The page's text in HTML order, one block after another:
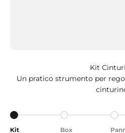
Kit
Un pratico strumento per
Ir al artículo 1
Kit
Ir al artículo 2
Box
Ir al